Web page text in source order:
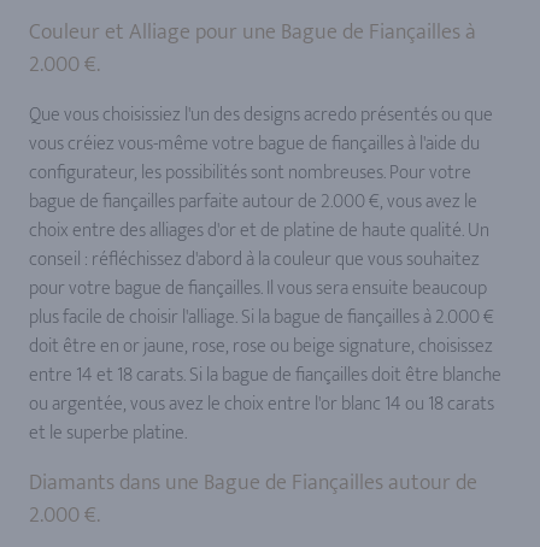
Couleur et Alliage pour une Bague de Fiançailles à
2.000 €.
Que vous choisissiez l'un des designs acredo présentés ou que
vous créiez vous-même votre bague de fiançailles à l'aide du
configurateur, les possibilités sont nombreuses. Pour votre
bague de fiançailles parfaite autour de 2.000 €, vous avez le
choix entre des alliages d'or et de platine de haute qualité. Un
conseil : réfléchissez d'abord à la couleur que vous souhaitez
pour votre bague de fiançailles. Il vous sera ensuite beaucoup
plus facile de choisir l'alliage. Si la bague de fiançailles à 2.000 €
doit être en or jaune, rose, rose ou beige signature, choisissez
entre 14 et 18 carats. Si la bague de fiançailles doit être blanche
ou argentée, vous avez le choix entre l'or blanc 14 ou 18 carats
et le superbe platine.
Diamants dans une Bague de Fiançailles autour de
2.000 €.